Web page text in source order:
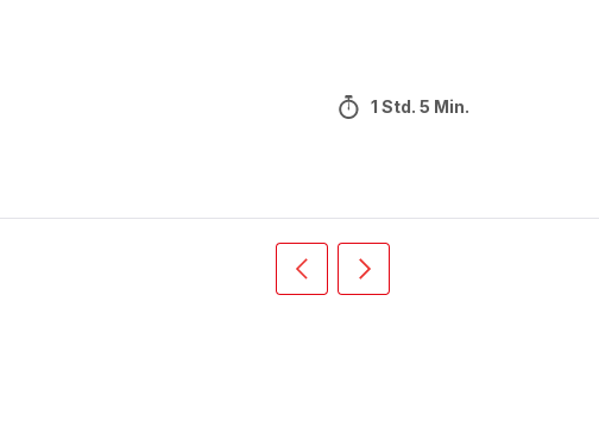
1 Std. 5 Min.
Vorherige
Recipe
Weiter
Recipe